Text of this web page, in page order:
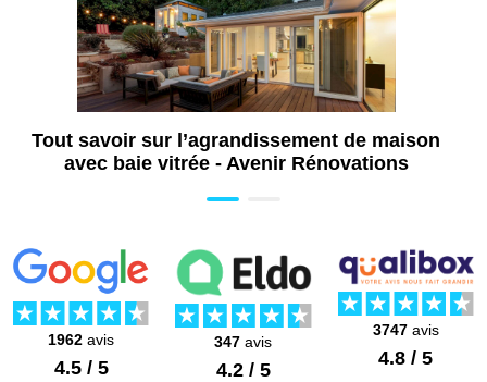
Tout savoir sur l’agrandissement de maison
avec baie vitrée - Avenir Rénovations
1962 avis
4.5 / 5
347 avis
4.2 / 5
3747avis
4.8 / 5